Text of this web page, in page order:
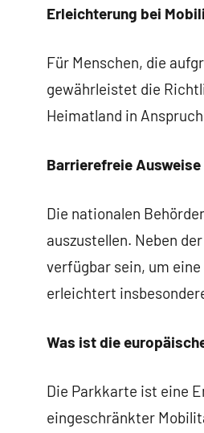
Erleichterung bei
Für Menschen, die
gewährleistet die
Heimatland in
Barrierefreie
Die nationalen
auszustellen. Neben
verfügbar sein, um
erleichtert
Was ist die
Die Parkkarte ist eine
eingeschränkter